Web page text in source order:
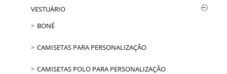
VESTUÁRIO
BONÉ
CAMISETAS PARA PERSONALIZAÇÃO
CAMISETAS POLO PARA PERSONALIZAÇÃO